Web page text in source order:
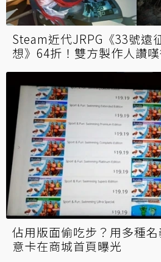
Steam近代JRPG《33號遠
想》64折！雙方製作人讚
佔用版面偷吃步？用多種
意卡在商城首頁曝光